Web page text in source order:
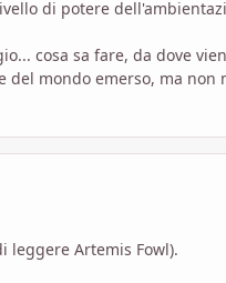
di potere
cosa sa fare, da dove
mondo emerso, ma non
leggere Artemis Fowl).